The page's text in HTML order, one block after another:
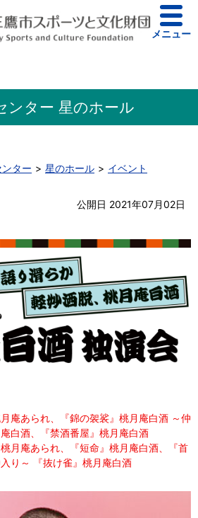
メニュー
ンター 星のホール
ター 星のホール イベント
公開日 2021年07月02日
月庵あられ、『錦の袈裟』桃月庵白酒 ～仲
白酒、『禁酒番屋』桃月庵白酒
桃月庵あられ、『短命』桃月庵白酒、『首
り～ 『抜け雀』桃月庵白酒